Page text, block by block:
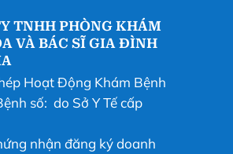
TNHH PHÒNG KHÁM
VÀ BÁC SĨ GIA ĐÌNH
Hoạt Động Khám Bệnh
số: do Sở Y Tế cấp
nhận đăng ký doanh